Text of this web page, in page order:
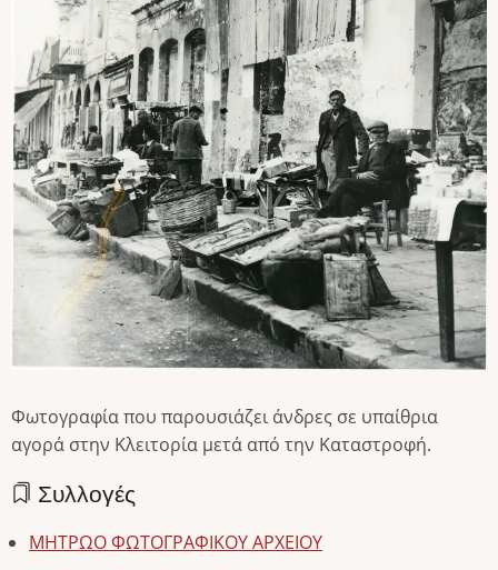
Φωτογραφία που παρουσιάζει άνδρες σε υπαίθρια
αγορά στην Κλειτορία μετά από την Καταστροφή.
Συλλογές
ΜΗΤΡΩΟ ΦΩΤΟΓΡΑΦΙΚΟΥ ΑΡΧΕΙΟΥ